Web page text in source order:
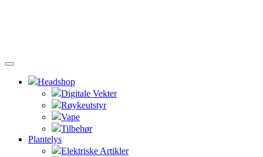
Headshop
Digitale Vekter
Røykeutstyr
Vape
Tilbehør
Plantelys
Elektriske Artikler